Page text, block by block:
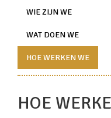
WIE ZIJN WE
WAT DOEN WE
HOE WERKEN WE
HOE